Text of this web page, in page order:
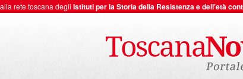
rete toscana degli Istituti per la Storia della Resistenza e dell'età